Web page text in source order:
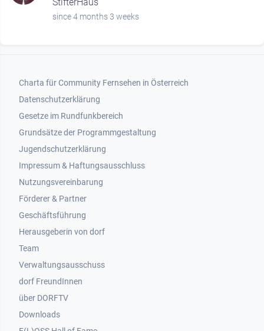
StifterHaus
since 4 months 3 weeks
Footer 1
Charta für Community Fernsehen in Österreich
Datenschutzerklärung
Gesetze im Rundfunkbereich
Grundsätze der Programmgestaltung
Jugendschutzerklärung
Impressum & Haftungsausschluss
Nutzungsvereinbarung
Footer 2
Förderer & Partner
Geschäftsführung
Herausgeberin von dorf
Team
Verwaltungsausschuss
dorf FreundInnen
Footer 3
über DORFTV
Downloads